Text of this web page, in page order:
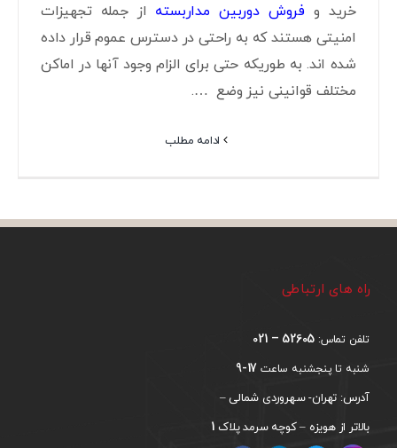
خرید و فروش دوربین مداربسته از جمله تجهیزات
امنیتی هستند که به راحتی در دسترس عموم قرار داده
شده اند. به طوریکه حتی برای الزام وجود آنها در اماکن
مختلف قوانینی نیز وضع ….
ادامه مطلب
راه های ارتباطی
تلفن تماس: 52605 – 021
شنبه تا پنجشنبه ساعت 17-9
آدرس: تهران- سهروردی شمالی –
بالاتر از هویزه – کوچه سرمد پلاک 1